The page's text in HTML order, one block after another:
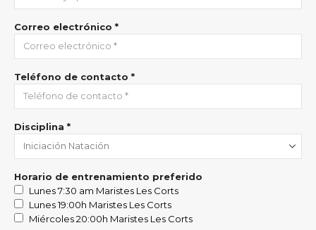
Correo electrónico *
Teléfono de contacto *
Disciplina *
Horario de entrenamiento preferido
Lunes 7:30 am Maristes Les Corts
Lunes 19:00h Maristes Les Corts
Miércoles 20:00h Maristes Les Corts